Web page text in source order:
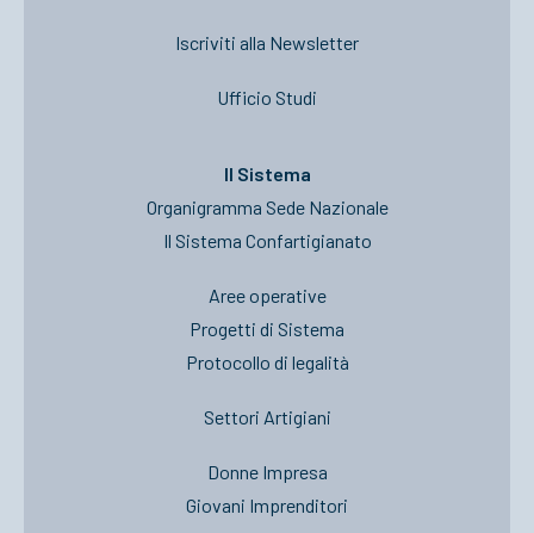
Iscriviti alla Newsletter
Ufficio Studi
Il Sistema
Organigramma Sede Nazionale
Il Sistema Confartigianato
Aree operative
Progetti di Sistema
Protocollo di legalità
Settori Artigiani
Donne Impresa
Giovani Imprenditori